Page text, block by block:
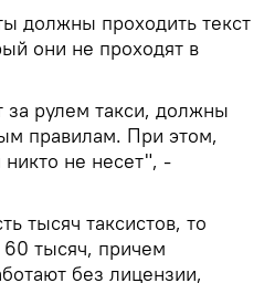
должны проходить текст
они не проходят в
за рулем такси, должны
правилам. При этом,
никто не несет", -
тысяч таксистов, то
60 тысяч, причем
без лицензии,